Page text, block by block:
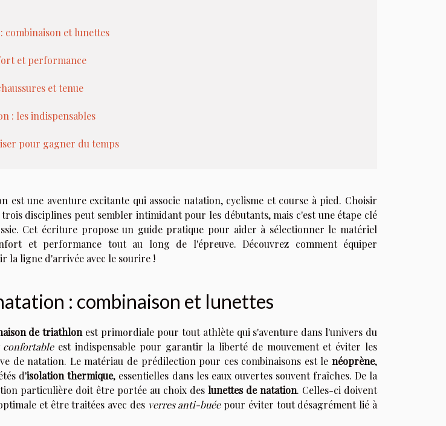
combinaison et lunettes
et performance
et tenue
: les indispensables
pour gagner du temps
est une aventure excitante qui associe natation, cyclisme et course à pied. Choisir
disciplines peut sembler intimidant pour les débutants, mais c'est une étape clé
Cet écriture propose un guide pratique pour aider à sélectionner le matériel
et performance tout au long de l'épreuve. Découvrez comment équiper
la ligne d'arrivée avec le sourire !
: combinaison et lunettes
de triathlon est primordiale pour tout athlète qui s'aventure dans l'univers du
confortableest indispensable pour garantir la liberté de mouvement et éviter les
de natation. Le matériau de prédilection pour ces combinaisons est le néoprène,
d'isolation thermique, essentielles dans les eaux ouvertes souvent fraîches. De la
particulière doit être portée au choix des lunettes de natation. Celles-ci doivent
et être traitées avec des verres anti-buéepour éviter tout désagrément lié à